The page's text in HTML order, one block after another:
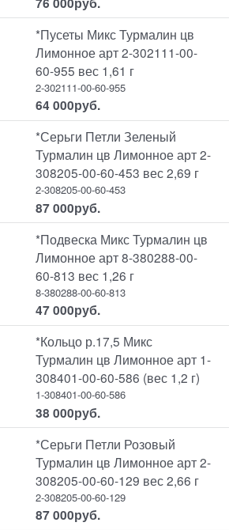
*Пусеты Микс Турмалин цв
Лимонное арт 2-302111-00-
60-955 вес 1,61 г
2-302111-00-60-955
64 000руб.
*Серьги Петли Зеленый
Турмалин цв Лимонное арт 2-
308205-00-60-453 вес 2,69 г
2-308205-00-60-453
87 000руб.
*Подвеска Микс Турмалин цв
Лимонное арт 8-380288-00-
60-813 вес 1,26 г
8-380288-00-60-813
47 000руб.
*Кольцо р.17,5 Микс
Турмалин цв Лимонное арт 1-
308401-00-60-586 (вес 1,2 г)
1-308401-00-60-586
38 000руб.
*Серьги Петли Розовый
Турмалин цв Лимонное арт 2-
308205-00-60-129 вес 2,66 г
2-308205-00-60-129
87 000руб.